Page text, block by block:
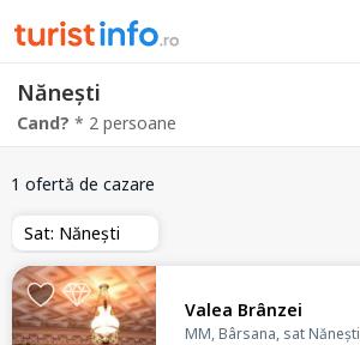
Nănești
Cand? * 2 persoane
1 ofertă de cazare
Sat: Nănești
Valea Brânzei
MM, Bârsana, sat Nănești